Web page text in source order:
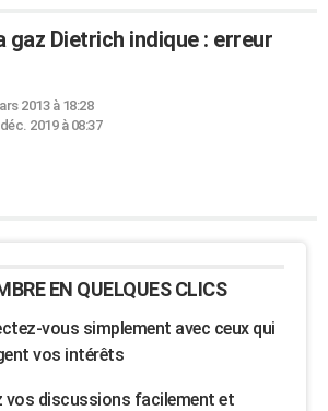
gaz Dietrich indique : erreur
2013 à 18:28
2019 à 08:37
EN QUELQUES CLICS
vous simplement avec ceux qui
vos intérêts
vos discussions facilement et